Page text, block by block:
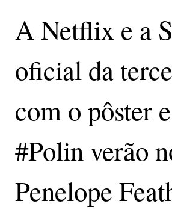
A Netflix e a
oficial da
com o pôster
#Polin verão
Penelope